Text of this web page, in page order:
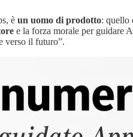
è un uomo di prodotto: quello
e la forza morale per guidare
verso il futuro”.